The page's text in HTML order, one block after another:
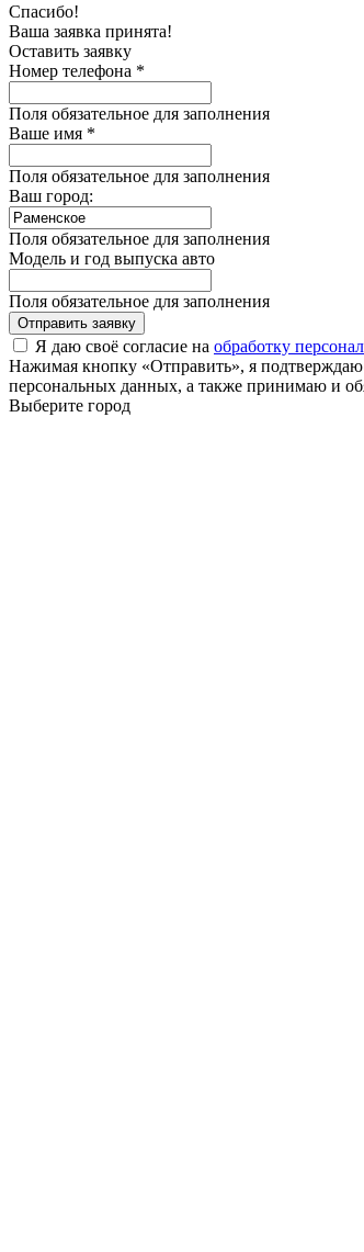
Спасибо!
Ваша заявка принята!
Оставить заявку
Номер телефона *
Поля обязательное для заполнения
Ваше имя *
Поля обязательное для заполнения
Ваш город:
Поля обязательное для заполнения
Модель и год выпуска авто
Поля обязательное для заполнения
Отправить заявку
Я даю своё согласие на обработку
Нажимая кнопку «Отправить», я
персональных данных, а также принимаю и
Выберите город